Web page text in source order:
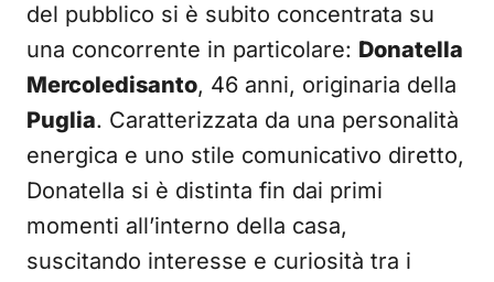
del pubblico si è subito concentrata su
una concorrente in particolare: Donatella
Mercoledisanto, 46 anni, originaria della
Puglia. Caratterizzata da una personalità
energica e uno stile comunicativo diretto,
Donatella si è distinta fin dai primi
momenti all’interno della casa,
suscitando interesse e curiosità tra i